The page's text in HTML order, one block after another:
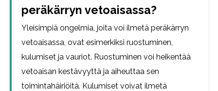
peräkärryn vetoaisassa?
Yleisimpiä ongelmia, joita voi ilmetä peräkärryn
vetoaisassa, ovat esimerkiksi ruostuminen,
kulumiset ja vauriot. Ruostuminen voi heikentää
vetoaisan kestävyyttä ja aiheuttaa sen
toimintahäiriöitä. Kulumiset voivat ilmetä